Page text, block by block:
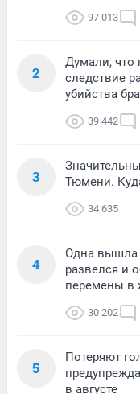
97 013
2
Думали, что
следствие
убийства
39 442
3
Тюмени.
34 635
4
Одна вышла
развелся и
перемены в
30 202
5
Потеряют
в августе